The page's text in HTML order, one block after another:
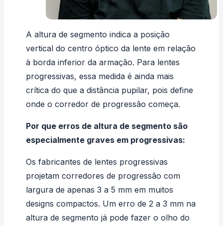
A altura de segmento indica a posição
vertical do centro óptico da lente em relação
à borda inferior da armação. Para lentes
progressivas, essa medida é ainda mais
crítica do que a distância pupilar, pois define
onde o corredor de progressão começa.
Por que erros de altura de segmento são
especialmente graves em progressivas:
Os fabricantes de lentes progressivas
projetam corredores de progressão com
largura de apenas 3 a 5 mm em muitos
designs compactos. Um erro de 2 a 3 mm na
altura de segmento já pode fazer o olho do